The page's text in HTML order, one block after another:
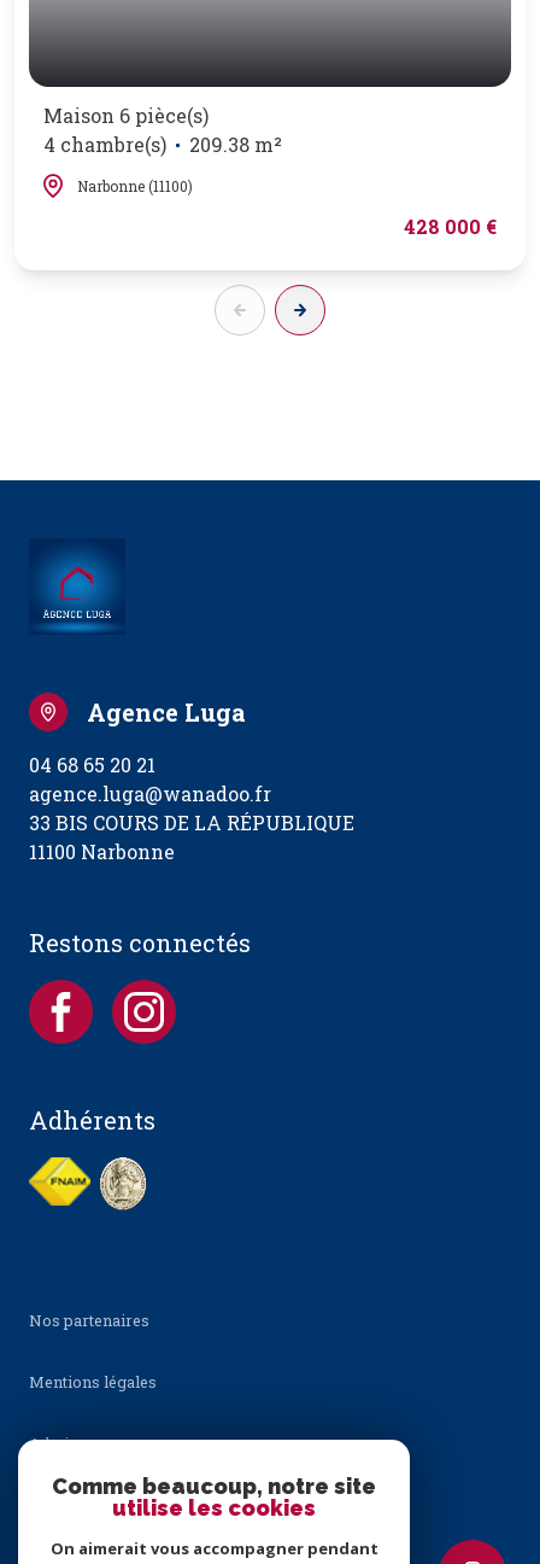
Maison 6 pièce(s)
4 chambre(s)
209.38 m²
Narbonne (11100)
428 000 €
Agence Luga
04 68 65 20 21
agence.luga@wanadoo.fr
33 BIS COURS DE LA RÉPUBLIQUE
11100 Narbonne
Restons connectés
Adhérents
Nos partenaires
Mentions légales
Admin
Nos honoraires
Comme beaucoup, notre site
utilise les cookies
On aimerait vous accompagner pendant